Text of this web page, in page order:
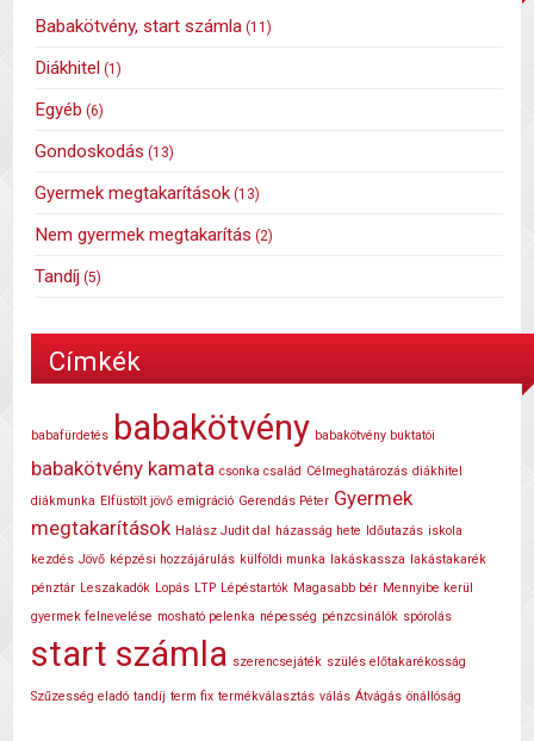
Babakötvény, start számla (11)
Diákhitel (1)
Egyéb (6)
Gondoskodás (13)
Gyermek megtakarítások (13)
Nem gyermek megtakarítás (2)
Tandíj (5)
Címkék
babafürdetés babakötvény babakötvény buktatói
babakötvény kamata csonka család Célmeghatározás diákhitel
diákmunka Elfüstölt jövő emigráció Gerendás Péter Gyermek
megtakarítások Halász Judit dal házasság hete Időutazás iskola
kezdés Jövő képzési hozzájárulás külföldi munka lakáskassza
lakástakarék
pénztár Leszakadók Lopás LTP Lépéstartók Magasabb bér Mennyibe kerül
gyermek felnevelése mosható pelenka népesség pénzcsinálók spórolás
start számla szerencsejáték szülés előtakarékosság
Szűzesség eladó tandíj term fix termékválasztás válás Átvágás önállóság